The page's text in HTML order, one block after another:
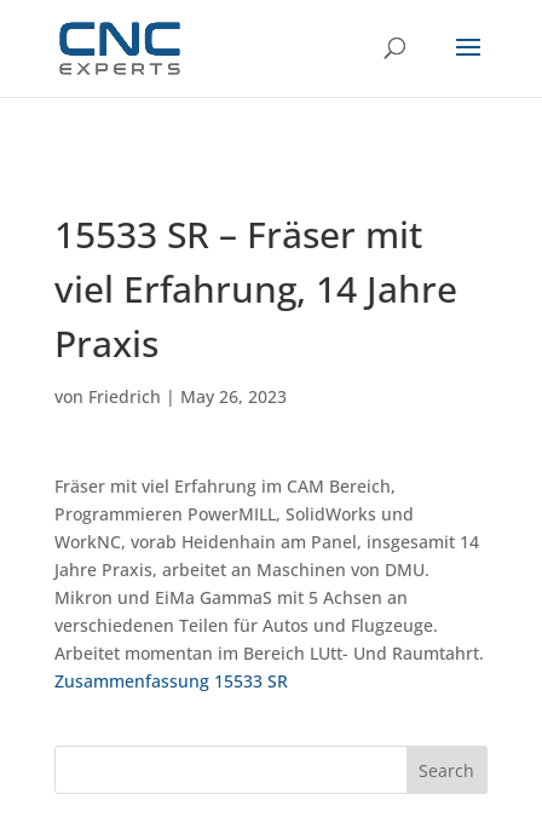
15533 SR – Fräser mit
viel Erfahrung, 14 Jahre
Praxis
von Friedrich | May 26, 2023
Fräser mit viel Erfahrung im CAM Bereich,
Programmieren PowerMILL, SolidWorks und
WorkNC, vorab Heidenhain am Panel, insgesamit 14
Jahre Praxis, arbeitet an Maschinen von DMU.
Mikron und EiMa GammaS mit 5 Achsen an
verschiedenen Teilen für Autos und Flugzeuge.
Arbeitet momentan im Bereich LUtt- Und Raumtahrt.
Zusammenfassung 15533 SR